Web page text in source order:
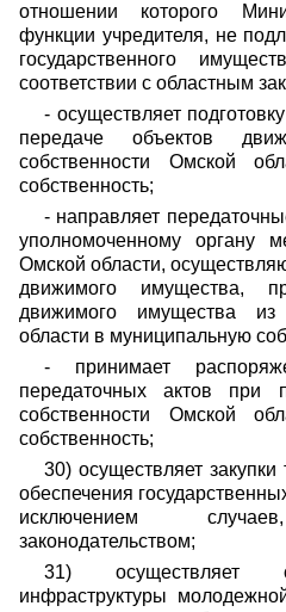
отношении которого
функции учредителя, не
государственного
соответствии с областным
- осуществляет
передаче объектов
собственности Омской
собственность;
- направляет
уполномоченному органу
Омской области,
движимого имущества,
движимого имущества из
области в муниципальную
- принимает
передаточных актов при
собственности Омской
собственность;
30) осуществляет закупки
обеспечения
исключением
законодательством;
31) осуществляет
инфраструктуры